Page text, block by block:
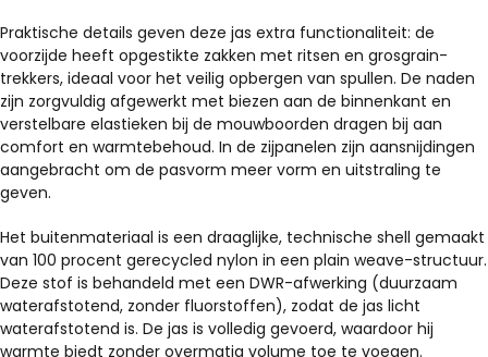
Praktische details geven deze jas extra functionaliteit: de
voorzijde heeft opgestikte zakken met ritsen en grosgrain-
trekkers, ideaal voor het veilig opbergen van spullen. De naden
zijn zorgvuldig afgewerkt met biezen aan de binnenkant en
verstelbare elastieken bij de mouwboorden dragen bij aan
comfort en warmtebehoud. In de zijpanelen zijn aansnijdingen
aangebracht om de pasvorm meer vorm en uitstraling te
geven.
Het buitenmateriaal is een draaglijke, technische shell gemaakt
van 100 procent gerecycled nylon in een plain weave-structuur.
Deze stof is behandeld met een DWR-afwerking (duurzaam
waterafstotend, zonder fluorstoffen), zodat de jas licht
waterafstotend is. De jas is volledig gevoerd, waardoor hij
warmte biedt zonder overmatig volume toe te voegen.